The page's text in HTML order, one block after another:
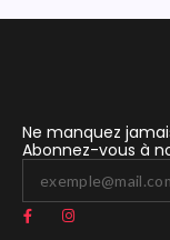
Ne manquez
Abonnez-vous à